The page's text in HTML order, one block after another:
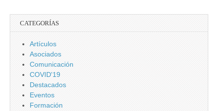
CATEGORÍAS
Artículos
Asociados
Comunicación
COVID'19
Destacados
Eventos
Formación